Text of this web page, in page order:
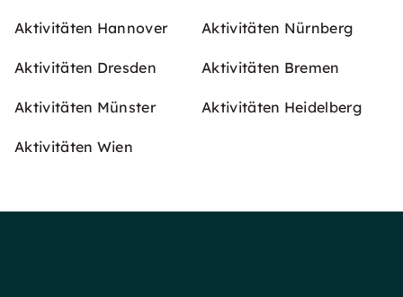
Aktivitäten Hannover Aktivitäten Nürnberg
Aktivitäten Dresden Aktivitäten Bremen
Aktivitäten Münster Aktivitäten Heidelberg
Aktivitäten Wien